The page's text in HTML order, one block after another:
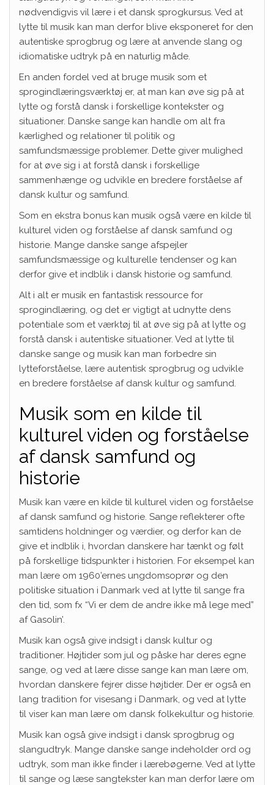
nødvendigvis vil lære i et dansk sprogkursus. Ved at
lytte til musik kan man derfor blive eksponeret for den
autentiske sprogbrug og lære at anvende slang og
idiomatiske udtryk på en naturlig måde.
En anden fordel ved at bruge musik som et
sprogindlæringsværktøj er, at man kan øve sig på at
lytte og forstå dansk i forskellige kontekster og
situationer. Danske sange kan handle om alt fra
kærlighed og relationer til politik og
samfundsmæssige problemer. Dette giver mulighed
for at øve sig i at forstå dansk i forskellige
sammenhænge og udvikle en bredere forståelse af
dansk kultur og samfund.
Som en ekstra bonus kan musik også være en kilde til
kulturel viden og forståelse af dansk samfund og
historie. Mange danske sange afspejler
samfundsmæssige og kulturelle tendenser og kan
derfor give et indblik i dansk historie og samfund.
Alt i alt er musik en fantastisk ressource for
sprogindlæring, og det er vigtigt at udnytte dens
potentiale som et værktøj til at øve sig på at lytte og
forstå dansk i autentiske situationer. Ved at lytte til
danske sange og musik kan man forbedre sin
lytteforståelse, lære autentisk sprogbrug og udvikle
en bredere forståelse af dansk kultur og samfund.
Musik som en kilde til
kulturel viden og forståelse
af dansk samfund og
historie
Musik kan være en kilde til kulturel viden og forståelse
af dansk samfund og historie. Sange reflekterer ofte
samtidens holdninger og værdier, og derfor kan de
give et indblik i, hvordan danskere har tænkt og følt
på forskellige tidspunkter i historien. For eksempel kan
man lære om 1960’ernes ungdomsoprør og den
politiske situation i Danmark ved at lytte til sange fra
den tid, som fx “Vi er dem de andre ikke må lege med”
af Gasolin’.
Musik kan også give indsigt i dansk kultur og
traditioner. Højtider som jul og påske har deres egne
sange, og ved at lære disse sange kan man lære om,
hvordan danskere fejrer disse højtider. Der er også en
lang tradition for visesang i Danmark, og ved at lytte
til viser kan man lære om dansk folkekultur og historie.
Musik kan også give indsigt i dansk sprogbrug og
slangudtryk. Mange danske sange indeholder ord og
udtryk, som man ikke finder i lærebøgerne. Ved at lytte
til sange og læse sangtekster kan man derfor lære om